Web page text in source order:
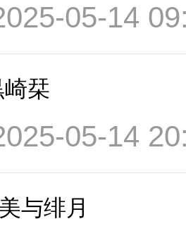
05-14
栞
05-14
与绯月